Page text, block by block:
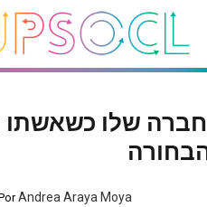
שלו
Andrea Araya Moya